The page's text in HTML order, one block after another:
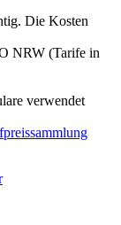
Die Kosten
NRW (Tarife in
verwendet